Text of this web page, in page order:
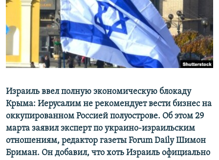
ПОБЕДИТЕЛЕЙ НЕ СУДЯТ?
КРЫМ.НЕПОКОРЕННЫЙ
УКРАИНСКАЯ ПРОБЛЕМА КРЫМА
ПРИСОЕДИНЯЙТЕСЬ!
Израиль ввел полную экономическую блокаду
Крыма: Иерусалим не рекомендует вести бизнес на
оккупированном Россией полуострове. Об этом 29
марта заявил эксперт по украино-израильским
отношениям, редактор газеты Forum Daily Шимон
Бриман. Он добавил, что хоть Израиль официально